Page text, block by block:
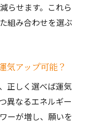
らせます。これら
組み合わせを選ぶ
気アップ可能？
正しく選べば運気
異なるエネルギー
ーが増し、願いを